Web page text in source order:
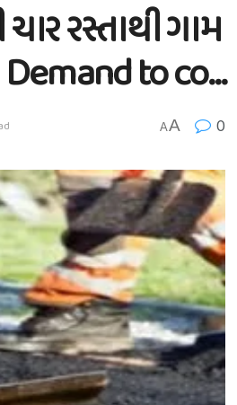
ચાર રસ્તાથી ગામ
Demand to co…
AA 0